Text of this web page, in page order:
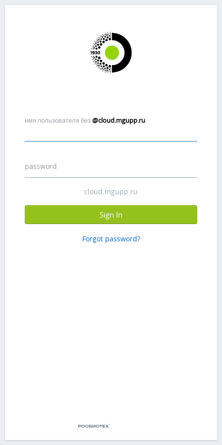
имя пользователя без@cloud.mgupp.ru
password
Sign In
Forgot password?